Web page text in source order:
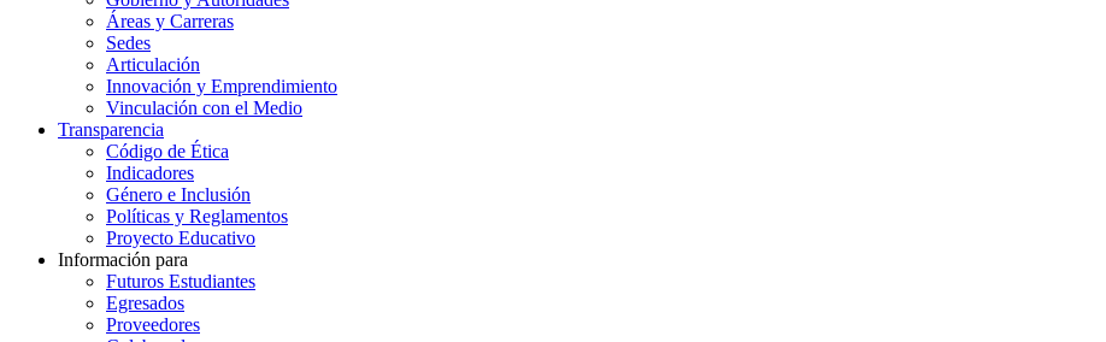
Áreas y Carreras
Sedes
Articulación
Innovación y Emprendimiento
Vinculación con el Medio
Transparencia
Código de Ética
Indicadores
Género e Inclusión
Políticas y Reglamentos​
Proyecto Educativo
Información para
Futuros Estudiantes
Egresados
Proveedores